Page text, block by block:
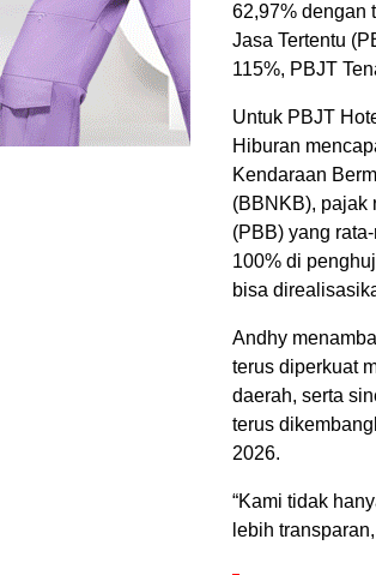
62,97% dengan
Jasa Tertentu
115%, PBJT
Untuk PBJT
Hiburan
Kendaraan
(BBNKB), pajak
(PBB) yang
100% di
bisa
Andhy
terus diperkuat
daerah, serta
terus
2026.
“Kami tidak
lebih